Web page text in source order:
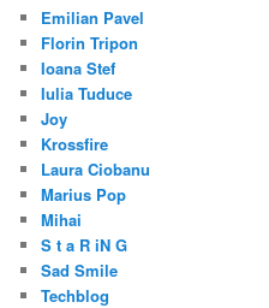
Emilian Pavel
Florin Tripon
Ioana Stef
Iulia Tuduce
Joy
Krossfire
Laura Ciobanu
Marius Pop
Mihai
S t a R iN G
Sad Smile
Techblog